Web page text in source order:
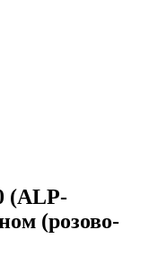
(ALP-
(розово-